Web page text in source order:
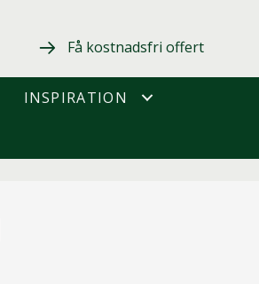
Få kostnadsfri offert
INSPIRATION